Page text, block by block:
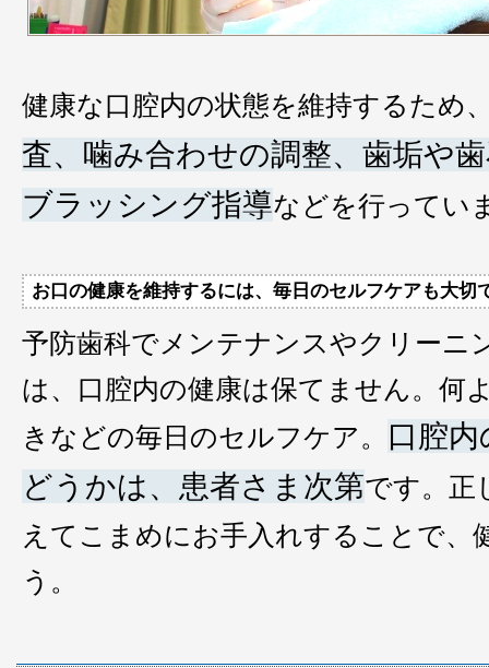
健康な口腔内の状態を維持するため
査、噛み合わせの調整、歯垢や
ブラッシング指導などを行ってい
お口の健康を維持するには、毎日のセルフケアも大切
予防歯科でメンテナンスやクリーニ
は、口腔内の健康は保てません。何
きなどの毎日のセルフケア。
口腔
どうかは、患者さま次第です。正
えてこまめにお手入れすることで、
う。